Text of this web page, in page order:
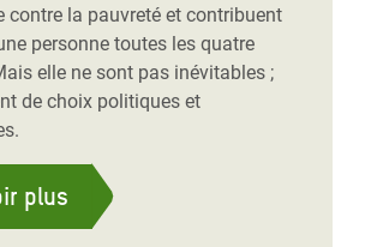
contre la pauvreté et contribuent
personne toutes les quatre
elle ne sont pas inévitables ;
de choix politiques et
plus